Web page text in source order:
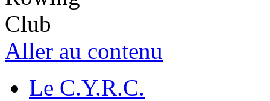
Aller au contenu
Le C.Y.R.C.